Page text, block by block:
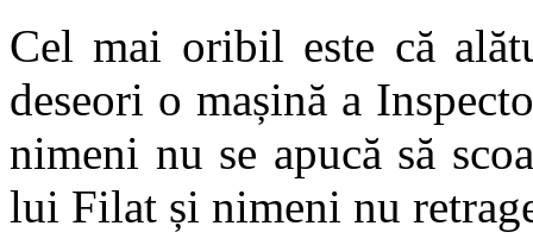
Cel mai oribil este că
deseori o mașină a
nimeni nu se apucă să
lui Filat și nimeni nu